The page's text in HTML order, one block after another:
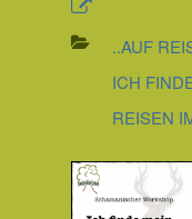
..AUF
ICH
REISEN